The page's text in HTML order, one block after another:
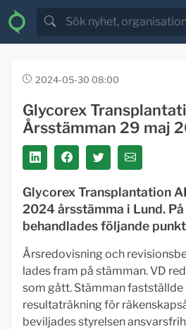
2024-05-30 08:00
Glycorex
Årsstämman 29 maj
Glycorex Transplantation
2024 årsstämma i Lund.
behandlades följande
Årsredovisning och
lades fram på stämman. VD
som gått. Stämman fastställde
resultaträkning för
beviljades styrelsen